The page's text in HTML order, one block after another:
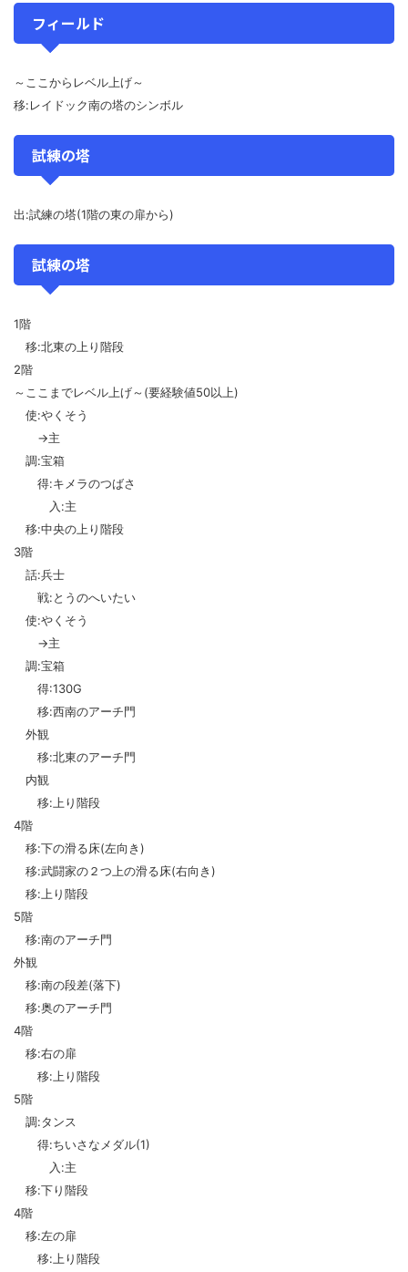
フィールド
～ここからレベル上げ～
移:レイドック南の塔のシンボル
試練の塔
出:試練の塔(1階の東の扉から)
試練の塔
1階
移:北東の上り階段
2階
～ここまでレベル上げ～(要経験値50以上)
使:やくそう
→主
調:宝箱
得:キメラのつばさ
入:主
移:中央の上り階段
3階
話:兵士
戦:とうのへいたい
使:やくそう
→主
調:宝箱
得:130G
移:西南のアーチ門
外観
移:北東のアーチ門
内観
移:上り階段
4階
移:下の滑る床(左向き)
移:武闘家の２つ上の滑る床(右向き)
移:上り階段
5階
移:南のアーチ門
外観
移:南の段差(落下)
移:奥のアーチ門
4階
移:右の扉
移:上り階段
5階
調:タンス
得:ちいさなメダル(1)
入:主
移:下り階段
4階
移:左の扉
移:上り階段